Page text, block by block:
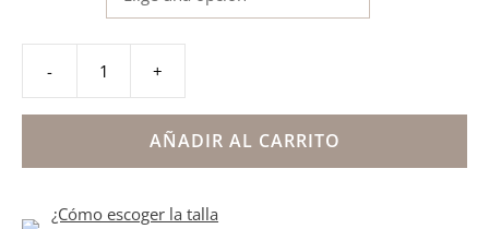
-
deportiva
abiertas
niño
cantidad
+
AÑADIR AL CARRITO
¿Cómo escoger la talla